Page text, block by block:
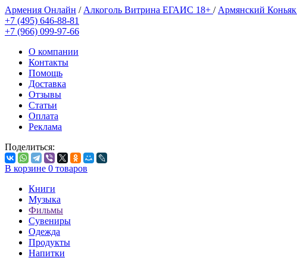
Армения Онлайн / Алкоголь Витрина ЕГАИС 18+ / Армянский Коньяк
+7 (495) 646-88-81
+7 (966) 099-97-66
О компании
Контакты
Помощь
Доставка
Отзывы
Статьи
Оплата
Реклама
Поделиться:
В корзине 0 товаров
Книги
Музыка
Фильмы
Сувениры
Одежда
Продукты
Напитки